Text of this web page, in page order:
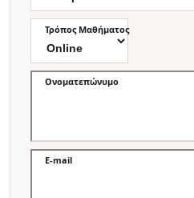
Τρόπος Μαθήματος
Ονοματεπώνυμο
E-mail